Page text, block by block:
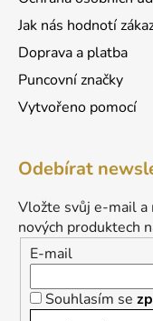
Jak nás hodnotí
Doprava a platba
Puncovní značky
Vytvořeno pomocí
Odebírat
Vložte svůj e-mail a
nových produktech
E-mail
Souhlasím se